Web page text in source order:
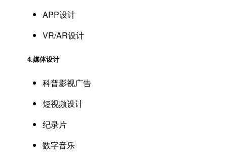
APP设计
VR/AR设计
4.媒体设计
科普影视广告
短视频设计
纪录片
数字音乐